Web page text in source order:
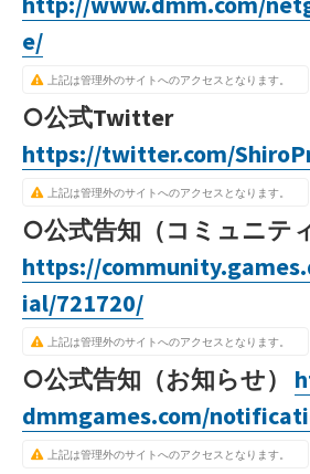
e/
上記は管理外のサイトへのアクセスとなります。
○公式Twitter
https://twitter.com/
上記は管理外のサイトへのアクセスとなります。
○公式告知（コミュニティ
https://
ial/721720/
上記は管理外のサイトへのアクセスとなります。
○公式告知（お知らせ）
dmmgames.com/
上記は管理外のサイトへのアクセスとなります。